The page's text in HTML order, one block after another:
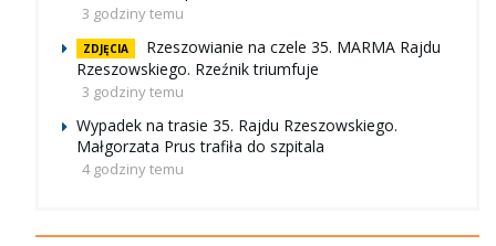
3 godziny temu
ZDJĘCIA
Rzeszowianie na czele 35. MARMA Rajdu
Rzeszowskiego. Rzeźnik triumfuje
3 godziny temu
Wypadek na trasie 35. Rajdu Rzeszowskiego.
Małgorzata Prus trafiła do szpitala
4 godziny temu